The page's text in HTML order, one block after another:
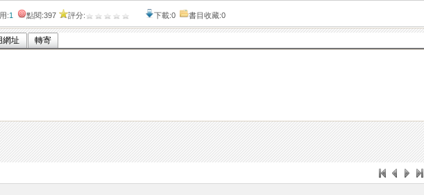
:1 點閱:397 評分: 下載:0 書目收藏:0
網址 轉寄